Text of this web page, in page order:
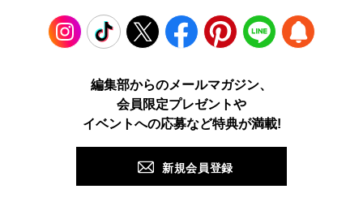
TikTok X Facebook Pinterest LINE
編集部からのメールマガジン、
会員限定プレゼントや
イベントへの応募など特典が満載!
新規会員登録